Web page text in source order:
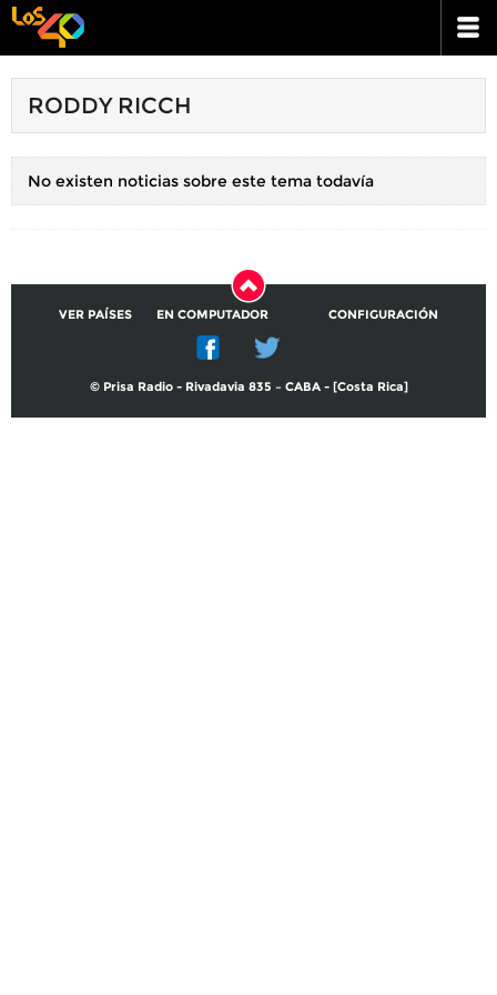
RODDY RICCH
No existen noticias sobre este tema todavía
VER PAÍSES EN COMPUTADOR CONFIGURACIÓN
© Prisa Radio - Rivadavia 835 – CABA - [Costa Rica]